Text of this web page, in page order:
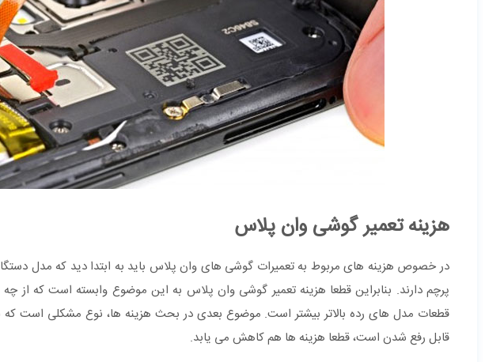
هزینه تعمیر گوشی وان پلاس
در خصوص هزینه های مربوط به تعمیرات گوشی های وان پلاس باید به ابتدا دید که مدل
پرچم دارند. بنابراین قطعا هزینه تعمیر گوشی وان پلاس به این موضوع وابسته است که
قطعات مدل های رده بالاتر بیشتر است. موضوع بعدی در بحث هزینه ها، نوع مشکلی است که
قابل رفع شدن است، قطعا هزینه ها هم کاهش می یابد.